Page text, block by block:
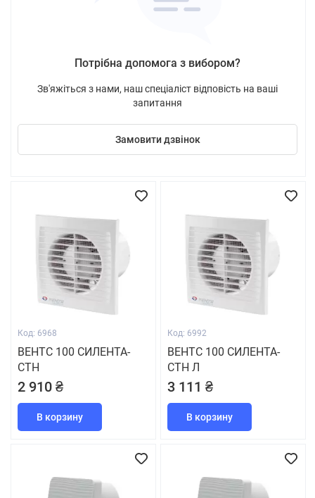
Потрібна допомога з вибором?
Зв'яжіться з нами, наш спеціаліст відповість на ваші
запитання
Замовити дзвінок
Код: 6968
ВЕНТС 100 СИЛЕНТА-
СТН
2 910 ₴
В корзину
Код: 6992
ВЕНТС 100 СИЛЕНТА-
СТН Л
3 111 ₴
В корзину